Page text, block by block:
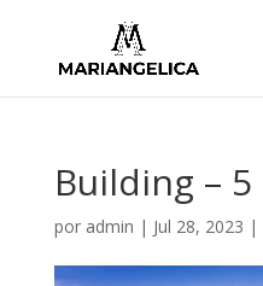
Building – 5
por admin | Jul 28, 2023 |